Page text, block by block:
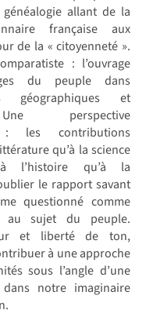
allant de la
française aux
de la « citoyenneté ».
: l’ouvrage
du peuple dans
géographiques et
perspective
: les contributions
qu’à la science
l’histoire qu’à la
le rapport savant
questionné comme
au sujet du peuple.
et liberté de ton,
à une approche
sous l’angle d’une
notre imaginaire